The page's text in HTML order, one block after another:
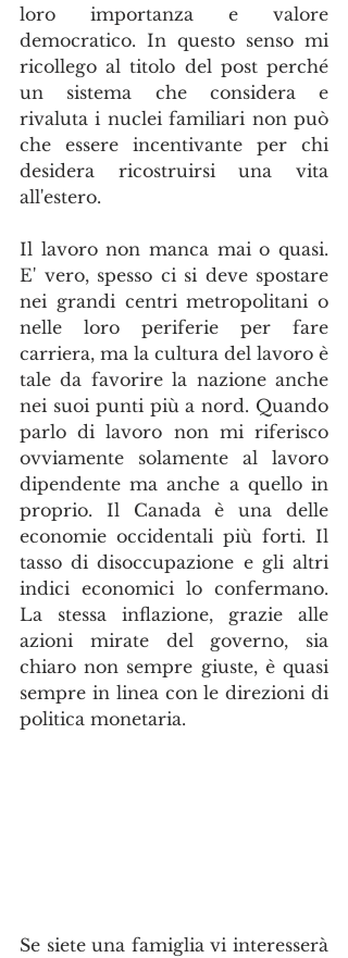
loro importanza e valore
democratico. In questo senso mi
ricollego al titolo del post perché
un sistema che considera e
rivaluta i nuclei familiari non può
che essere incentivante per chi
desidera ricostruirsi una vita
all'estero.
Il lavoro non manca mai o quasi.
E' vero, spesso ci si deve spostare
nei grandi centri metropolitani o
nelle loro periferie per fare
carriera, ma la cultura del lavoro è
tale da favorire la nazione anche
nei suoi punti più a nord. Quando
parlo di lavoro non mi riferisco
ovviamente solamente al lavoro
dipendente ma anche a quello in
proprio. Il Canada è una delle
economie occidentali più forti. Il
tasso di disoccupazione e gli altri
indici economici lo confermano.
La stessa inflazione, grazie alle
azioni mirate del governo, sia
chiaro non sempre giuste, è quasi
sempre in linea con le direzioni di
politica monetaria.
Se siete una famiglia vi interesserà